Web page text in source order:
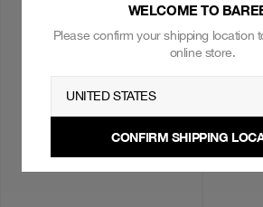
WELCOME TO
Please confirm your shipping location
online store.
UNITED STATES
CONFIRM SHIPPING